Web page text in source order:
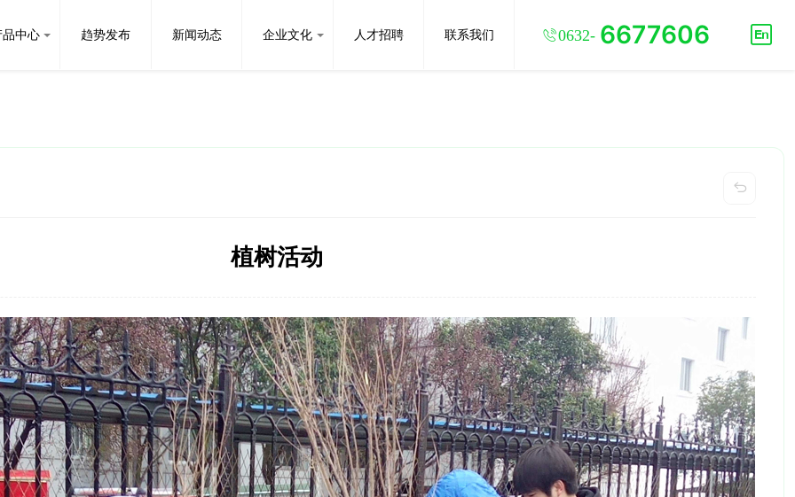
中心 趋势发布 新闻动态 企业文化 人才招聘 联系我们 0632- 6677606 

植树活动